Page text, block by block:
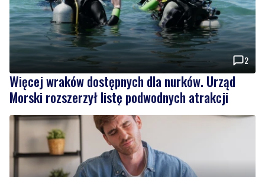
2
Więcej wraków dostępnych dla nurków. Urząd
Morski rozszerzył listę podwodnych atrakcji